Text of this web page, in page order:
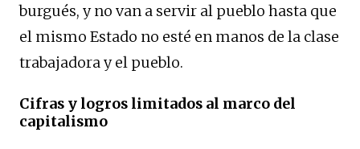
burgués, y no van a servir al pueblo hasta que
el mismo Estado no esté en manos de la clase
trabajadora y el pueblo.
Cifras y logros limitados al marco del
capitalismo